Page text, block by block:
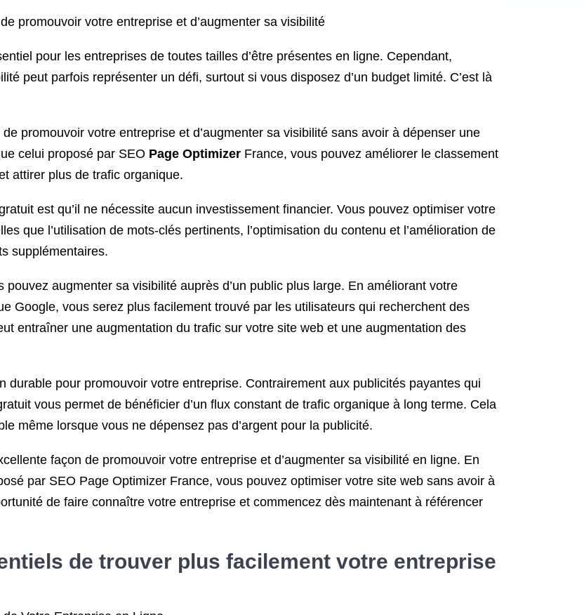
promouvoir votre entreprise et d’augmenter sa visibilité
pour les entreprises de toutes tailles d’être présentes en ligne. Cependant,
peut parfois représenter un défi, surtout si vous disposez d’un budget limité. C’est là
promouvoir votre entreprise et d’augmenter sa visibilité sans avoir à dépenser une
celui proposé par SEO Page Optimizer France, vous pouvez améliorer le classement
attirer plus de trafic organique.
est qu’il ne nécessite aucun investissement financier. Vous pouvez optimiser votre
que l’utilisation de mots-clés pertinents, l’optimisation du contenu et l’amélioration de
supplémentaires.
augmenter sa visibilité auprès d’un public plus large. En améliorant votre
Google, vous serez plus facilement trouvé par les utilisateurs qui recherchent des
entraîner une augmentation du trafic sur votre site web et une augmentation des
durable pour promouvoir votre entreprise. Contrairement aux publicités payantes qui
vous permet de bénéficier d’un flux constant de trafic organique à long terme. Cela
même lorsque vous ne dépensez pas d’argent pour la publicité.
façon de promouvoir votre entreprise et d’augmenter sa visibilité en ligne. En
par SEO Page Optimizer France, vous pouvez optimiser votre site web sans avoir à
de faire connaître votre entreprise et commencez dès maintenant à référencer
de trouver plus facilement votre entreprise